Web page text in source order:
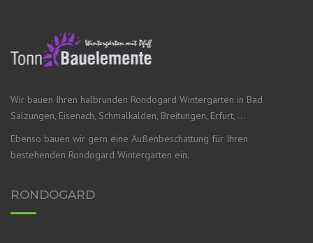
Wir bauen Ihren halbrunden Rondogard Wintergarten in Bad
Salzungen, Eisenach, Schmalkalden, Breitungen, Erfurt, …
Ebenso bauen wir gern eine Außenbeschattung für Ihren
bestehenden Rondogard Wintergarten ein.
RONDOGARD